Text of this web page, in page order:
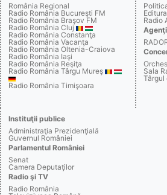
România Regional
Radio România Bucureşti FM
Radio România Braşov FM
Radio România Cluj
Radio România Constanţa
Radio România Vacanţa
Radio România Oltenia-Craiova
Radio România Iaşi
Radio România Reşiţa
Radio România Târgu Mureş
Radio România Timişoara
Radio
Sala
Târgul
Instituţii publice
Administraţia Prezidenţială
Guvernul României
Parlamentul României
Senat
Camera Deputaţilor
Radio şi TV
Radio România